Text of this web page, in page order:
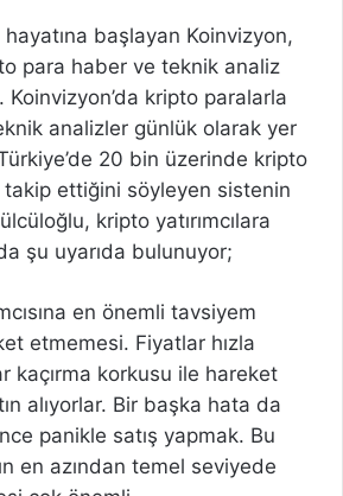
hayatına başlayan Koinvizyon,
para haber ve teknik analiz
Koinvizyon’da kripto paralarla
analizler günlük olarak yer
20 bin üzerinde kripto
takip ettiğini söyleyen sistenin
kripto yatırımcılara
şu uyarıda bulunuyor;
en önemli tavsiyem
etmemesi. Fiyatlar hızla
kaçırma korkusu ile hareket
alıyorlar. Bir başka hata da
panikle satış yapmak. Bu
en azından temel seviyede